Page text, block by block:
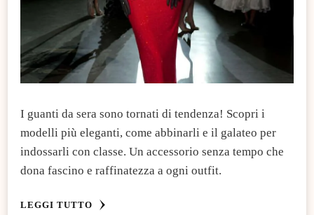
I guanti da sera sono tornati di tendenza! Scopri i
modelli più eleganti, come abbinarli e il galateo per
indossarli con classe. Un accessorio senza tempo che
dona fascino e raffinatezza a ogni outfit.
LEGGI TUTTO